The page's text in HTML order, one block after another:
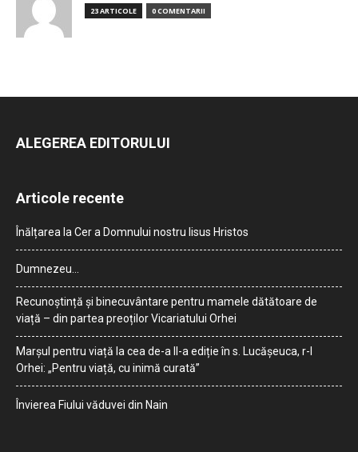
23 ARTICOLE 0 COMENTARII
ALEGEREA EDITORULUI
Articole recente
Înălțarea la Cer a Domnului nostru Iisus Hristos
Dumnezeu…
Recunoștință și binecuvântare pentru mamele dătătoare de
viață – din partea preoților Vicariatului Orhei
Marșul pentru viață la cea de-a II-a ediție în s. Lucășeuca, r-l
Orhei: „Pentru viață, cu inimă curată”
Învierea Fiului văduvei din Nain